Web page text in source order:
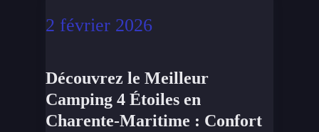
2 février 2026
Découvrez le Meilleur
Camping 4 Étoiles en
Charente-Maritime : Confort